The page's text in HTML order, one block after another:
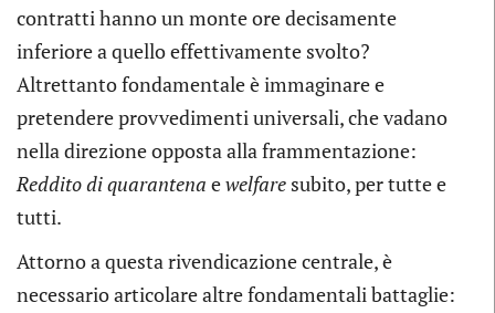
contratti hanno un monte ore decisamente
inferiore a quello effettivamente svolto?
Altrettanto fondamentale è immaginare e
pretendere provvedimenti universali, che vadano
nella direzione opposta alla frammentazione:
Reddito di quarantena ewelfare subito, per tutte e
tutti.
Attorno a questa rivendicazione centrale, è
necessario articolare altre fondamentali battaglie: